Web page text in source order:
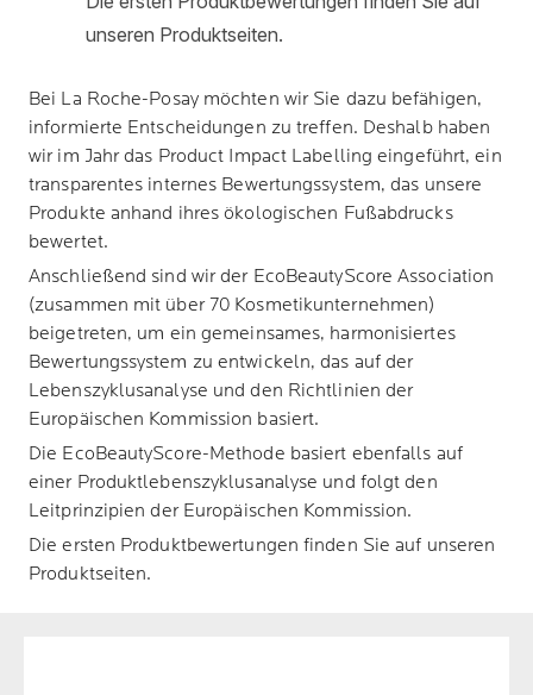
Bei La Roche-Posaymöchten wir Sie dazu befähigen,
informierte Entscheidungen zu treffen. Deshalb haben
wir im Jahr das Product Impact Labelling eingeführt, ein
transparentes internes Bewertungssystem, das unsere
Produkte anhand ihres ökologischen Fußabdrucks
bewertet.
Anschließend sind wir der EcoBeautyScore Association
(zusammen mit über 70 Kosmetikunternehmen)
beigetreten, um ein gemeinsames, harmonisiertes
Bewertungssystem zu entwickeln, das auf der
Lebenszyklusanalyse und den Richtlinien der
Europäischen Kommission basiert.
Die EcoBeautyScore-Methode basiert ebenfalls auf
einer Produktlebenszyklusanalyse und folgt den
Leitprinzipien der Europäischen Kommission.
Die ersten Produktbewertungen finden Sie auf unseren
Produktseiten.